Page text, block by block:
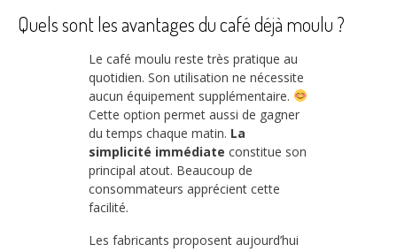
Quels sont les avantages du café déjà moulu ?
Le café moulu reste très pratique au
quotidien. Son utilisation ne nécessite
aucun équipement supplémentaire.
Cette option permet aussi de gagner
du temps chaque matin. La
simplicité immédiate constitue son
principal atout. Beaucoup de
consommateurs apprécient cette
facilité.
Les fabricants proposent aujourd’hui